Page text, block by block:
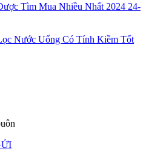
Tìm Mua Nhiều Nhất 2024 24-
Nước Uống Có Tính Kiềm Tốt